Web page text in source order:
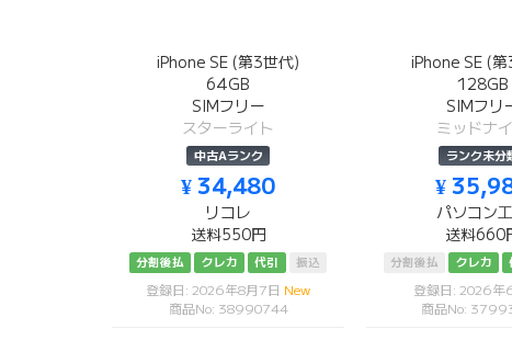
iPhone SE (第3世代)
64GB
SIMフリー
スターライト
中古Aランク
¥ 34,480
リコレ
送料550円
分割後払 クレカ 代引 振込
登録日: 2026年8月7日 New
商品No: 38990744
iPhone SE (
128GB
SIMフリ
ミッドナ
ランク未分
¥
パソコン
送料660
分割後払 クレカ
登録日: 2026年
商品No: